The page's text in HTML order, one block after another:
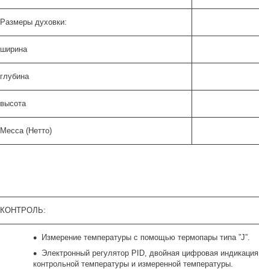
Размеры духовки:
ширина
глубина
высота
Месса (Нетто)
КОНТРОЛЬ:
Измерение температуры с помощью термопары типа ”J”.
Электронный регулятор PID, двойная цифровая индикация
контрольной температуры и измеренной температуры.